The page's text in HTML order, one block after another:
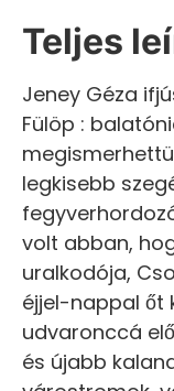
Teljes
Jeney Géza
Fülöp :
legkisebb
volt abban,
uralkodója,
éjjel-nappal őt
udvaronccá
és újabb